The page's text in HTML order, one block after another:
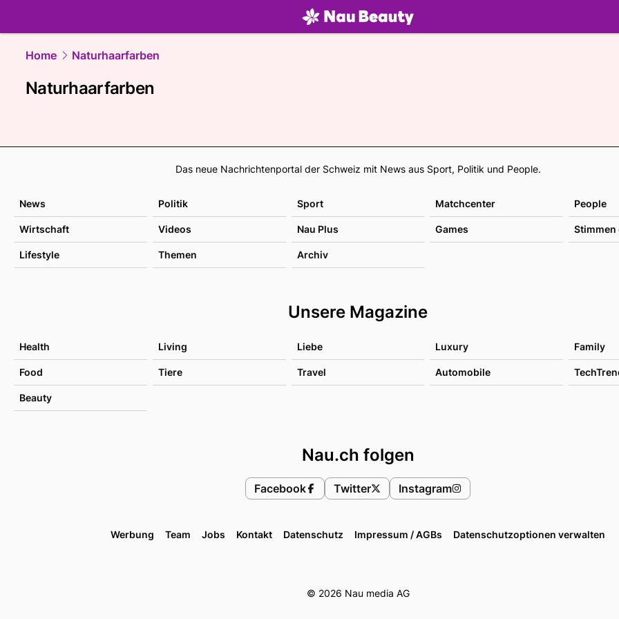
beauty.NAU.ch
Home
Naturhaarfarben
Naturhaarfarben
Footer
Das neue Nachrichtenportal der Schweiz mit News aus Sport, Politik und People.
News Politik Sport Matchcenter People
Wirtschaft Videos Nau Plus Games Stimmen
Lifestyle Themen Archiv
Unsere Magazine
Health Living Liebe Luxury Family
Food Tiere Travel Automobile
Beauty
Nau.ch folgen
Facebook Twitter Instagram
Werbung Team Jobs Kontakt Datenschutz Impressum / AGBs Datenschutzoptionen verwalten
© 2026 Nau media AG